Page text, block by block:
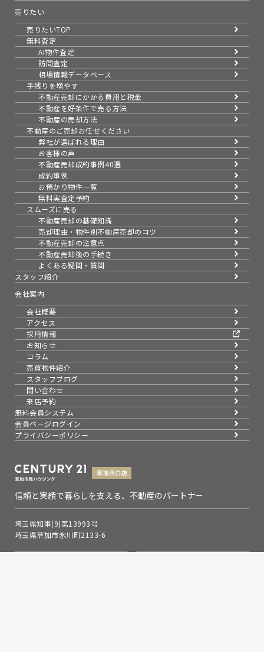
売りたい
売りたいTOP
無料査定
AI物件査定
訪問査定
相場情報データベース
手残りを増やす
不動産売却にかかる費用と税金
不動産を好条件で売る方法
不動産の売却方法
不動産のご売却お任せください
弊社が選ばれる理由
お客様の声
不動産売却成約事例40選
成約事例
お預かり物件一覧
無料実査定予約
スムーズに売る
不動産売却の基礎知識
売却理由・物件別不動産売却のコツ
不動産売却の注意点
不動産売却後の手続き
よくある疑問・質問
スタッフ紹介
会社案内
会社概要
アクセス
採用情報
お知らせ
コラム
売買物件紹介
スタッフブログ
問い合わせ
来店予約
無料会員システム
会員ページログイン
プライバシーポリシー
信頼と実績で暮らしを支える、不動産のパートナー
埼玉県知事(9)第13993号
埼玉県草加市氷川町2133-6